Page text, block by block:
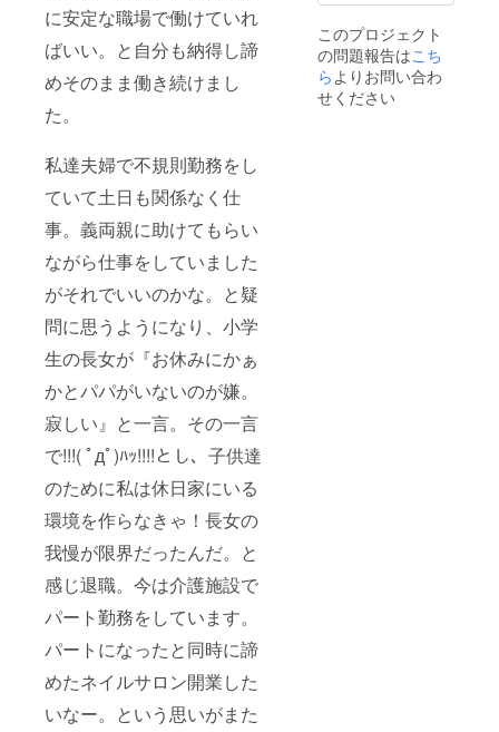
に安定な職場で働けていれ
ばいい。と自分も納得し諦
めそのまま働き続けまし
た。
私達夫婦で不規則勤務をし
ていて土日も関係なく仕
事。義両親に助けてもらい
ながら仕事をしていました
がそれでいいのかな。と疑
問に思うようになり、小学
生の長女が『お休みにかぁ
かとパパがいないのが嫌。
寂しい』と一言。その一言
で!!!( ﾟдﾟ)ﾊｯ!!!!とし、子供達
のために私は休日家にいる
環境を作らなきゃ！長女の
我慢が限界だったんだ。と
感じ退職。今は介護施設で
パート勤務をしています。
パートになったと同時に諦
めたネイルサロン開業した
いなー。という思いがまた
このプロジェクト
の問題報告はこち
ら よりお問い合わ
せください